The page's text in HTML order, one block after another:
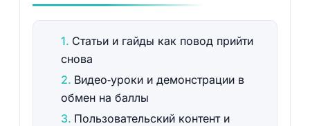
Статьи и гайды как повод прийти
снова
Видео‑уроки и демонстрации в
обмен на баллы
Пользовательский контент и